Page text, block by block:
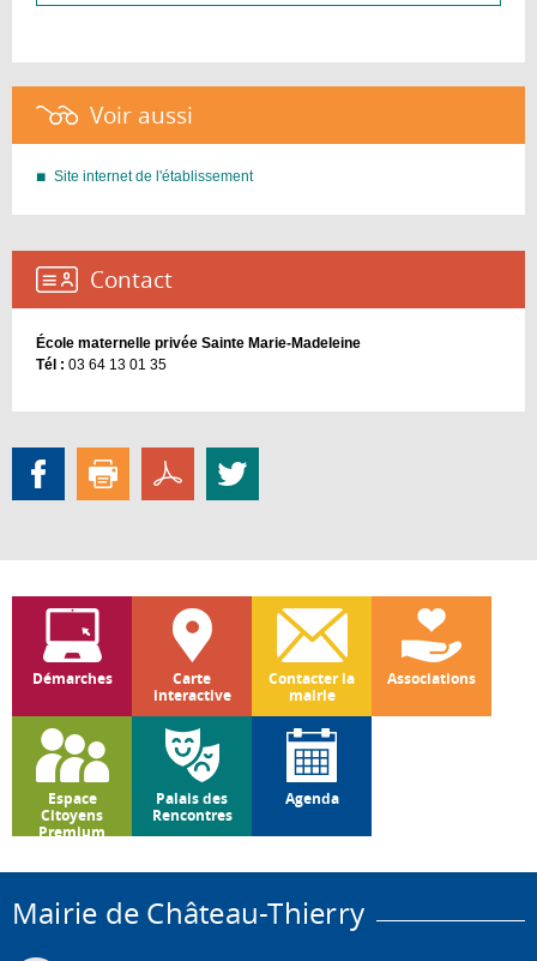
Voir aussi :
Site internet de l'établissement
Contact :
École maternelle privée Sainte Marie-Madeleine
Tél : 03 64 13 01 35
Démarches
Carte
interactive
Contacter la
mairie
Associations
Espace
Citoyens
Premium
Palais des
Rencontres
Agenda
Mairie de Château-Thierry